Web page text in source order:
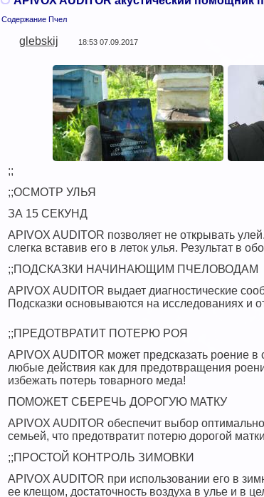
Содержание Пчел
glebskij 18:53 07.09.2017
​;;
​;;ОСМОТР УЛЬЯ
ЗА 15 СЕКУНД
APIVOX AUDITOR позволяет не открывать
слегка вставив его в леток улья. Результат в
​;;ПОДСКАЗКИ НАЧИНАЮЩИМ ПЧЕЛОВОДАМ
APIVOX AUDITOR выдает диагностические
Подсказки основываются на исследованиях и
​;;ПРЕДОТВРАТИТ ПОТЕРЮ РОЯ
APIVOX AUDITOR может предсказать роение
любые действия как для предотвращения
избежать потерь товарного меда!
ПОМОЖЕТ СБЕРЕЧЬ ДОРОГУЮ МАТКУ
APIVOX AUDITOR обеспечит выбор
семьей, что предотвратит потерю дорогой
​;;ПРОСТОЙ КОНТРОЛЬ ЗИМОВКИ
APIVOX AUDITOR при использовании его в
ее клещом, достаточность воздуха в улье и в